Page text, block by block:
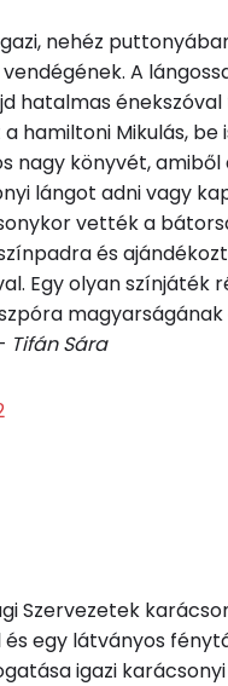
nehéz
A
hatalmas
hamiltoni Mikulás,
nagy könyvét,
lángot adni vagy
vették a
és
Egy olyan színjáték
Tifán Sára
Szervezetek
egy látványos
igazi